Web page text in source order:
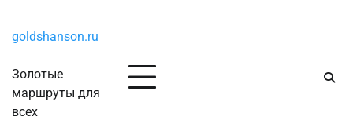
содержимому
goldshanson.ru
Золотые
маршруты для
всех